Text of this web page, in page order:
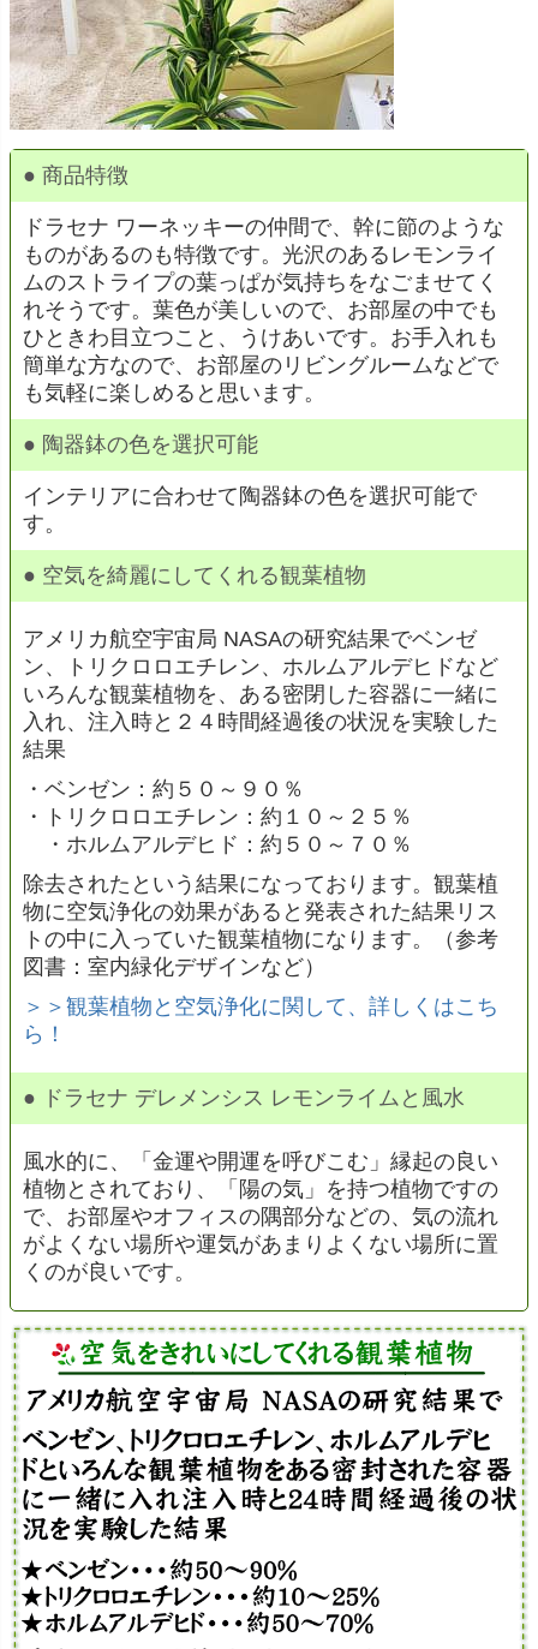
● 商品特徴
ドラセナ ワーネッキーの仲間で、幹に節のような
ものがあるのも特徴です。光沢のあるレモンライ
ムのストライプの葉っぱが気持ちをなごませてく
れそうです。葉色が美しいので、お部屋の中でも
ひときわ目立つこと、うけあいです。お手入れも
簡単な方なので、お部屋のリビングルームなどで
も気軽に楽しめると思います。
● 陶器鉢の色を選択可能
インテリアに合わせて陶器鉢の色を選択可能で
す。
● 空気を綺麗にしてくれる観葉植物
アメリカ航空宇宙局 NASAの研究結果でベンゼ
ン、トリクロロエチレン、ホルムアルデヒドなど
いろんな観葉植物を、ある密閉した容器に一緒に
入れ、注入時と２４時間経過後の状況を実験した
結果
・ベンゼン：約５０～９０％
・トリクロロエチレン：約１０～２５％
・ホルムアルデヒド：約５０～７０％
除去されたという結果になっております。観葉植
物に空気浄化の効果があると発表された結果リス
トの中に入っていた観葉植物になります。（参考
図書：室内緑化デザインなど）
＞＞観葉植物と空気浄化に関して、詳しくはこち
ら！
● ドラセナ デレメンシス レモンライムと風水
風水的に、「金運や開運を呼びこむ」縁起の良い
植物とされており、「陽の気」を持つ植物ですの
で、お部屋やオフィスの隅部分などの、気の流れ
がよくない場所や運気があまりよくない場所に置
くのが良いです。